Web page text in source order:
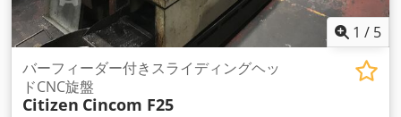
1 / 5
バーフィーダー付きスライディングヘッ
ドCNC旋盤
Citizen Cincom F25